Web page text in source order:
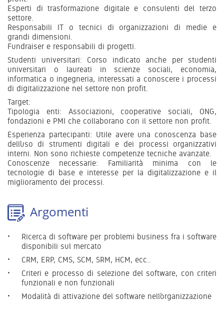
Esperti di trasformazione digitale e consulenti del terzo
settore.
Responsabili IT o tecnici di organizzazioni di medie e
grandi dimensioni.
Fundraiser e responsabili di progetti.
Studenti universitari: Corso indicato anche per studenti
universitari o laureati in scienze sociali, economia,
informatica o ingegneria, interessati a conoscere i processi
di digitalizzazione nel settore non profit.
Target:
Tipologia enti: Associazioni, cooperative sociali, ONG,
fondazioni e PMI che collaborano con il settore non profit.
Esperienza partecipanti: Utile avere una conoscenza base
dell’uso di strumenti digitali e dei processi organizzativi
interni. Non sono richieste competenze tecniche avanzate.
Conoscenze necessarie: Familiarità minima con le
tecnologie di base e interesse per la digitalizzazione e il
miglioramento dei processi.
Argomenti
Ricerca di software per problemi business fra i software
disponibili sul mercato
CRM, ERP, CMS, SCM, SRM, HCM, ecc..
Criteri e processo di selezione del software, con criteri
funzionali e non funzionali
Modalità di attivazione del software nell’organizzazione